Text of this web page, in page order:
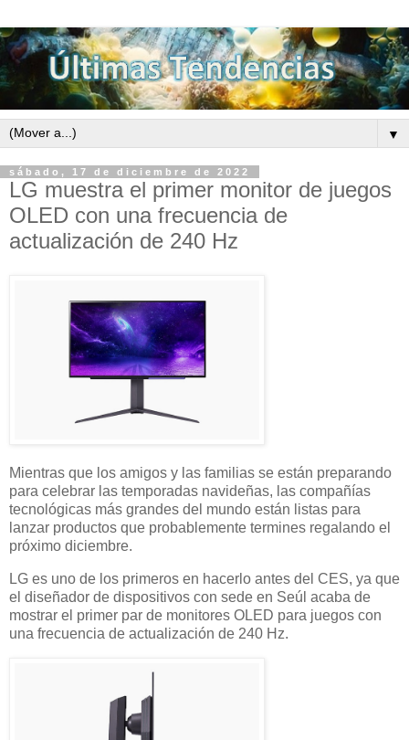
▼
sábado, 17 de diciembre de 2022
LG muestra el primer monitor de juegos
OLED con una frecuencia de
actualización de 240 Hz
Mientras que los amigos y las familias se están preparando
para celebrar las temporadas navideñas, las compañías
tecnológicas más grandes del mundo están listas para
lanzar productos que probablemente termines regalando el
próximo diciembre.
LG es uno de los primeros en hacerlo antes del CES, ya que
el diseñador de dispositivos con sede en Seúl acaba de
mostrar el primer par de monitores OLED para juegos con
una frecuencia de actualización de 240 Hz.